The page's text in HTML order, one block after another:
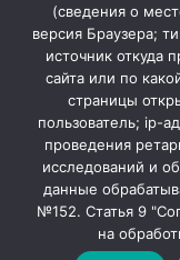
Мы в МАХ
Закрыть
«Кочубеевская
(сведения о
версия Браузера;
источник откуда
сайта или по
страницы
пользователь; ip-
проведения
исследований и
данные
№152. Статья 9
на